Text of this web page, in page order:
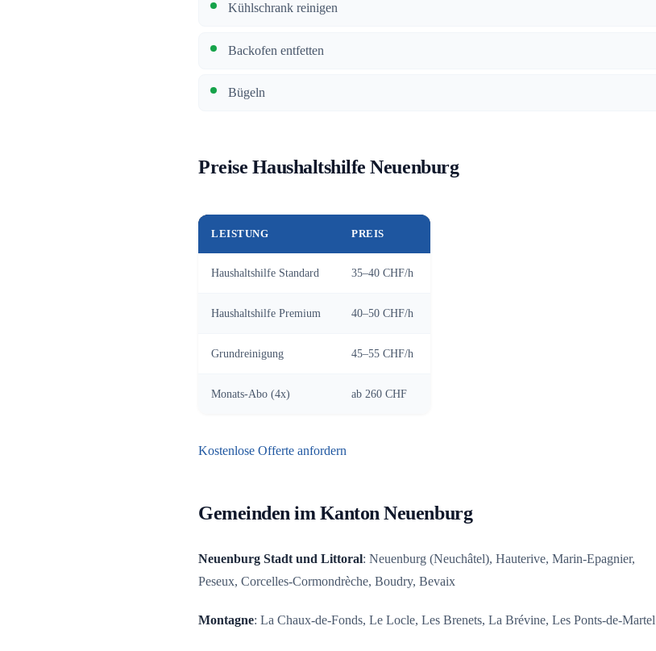
Kühlschrank reinigen
Backofen entfetten
Bügeln
Preise Haushaltshilfe Neuenburg
LEISTUNG PREIS
Haushaltshilfe Standard 35–40 CHF/h
Haushaltshilfe Premium 40–50 CHF/h
Grundreinigung 45–55 CHF/h
Monats-Abo (4x) ab 260 CHF
Kostenlose Offerte anfordern
Gemeinden im Kanton Neuenburg
Neuenburg Stadt und Littoral: Neuenburg (Neuchâtel), Hauterive, Marin-Epagnier,
Peseux, Corcelles-Cormondrèche, Boudry, Bevaix
Montagne: La Chaux-de-Fonds, Le Locle, Les Brenets, La Brévine, Les Ponts-de-Martel